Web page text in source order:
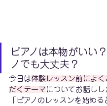
ピアノは本物がいい
ノでも大丈夫？
今日は体験レッスン前によく
だくテーマ についてお話しし
「ピアノのレッスンを始める